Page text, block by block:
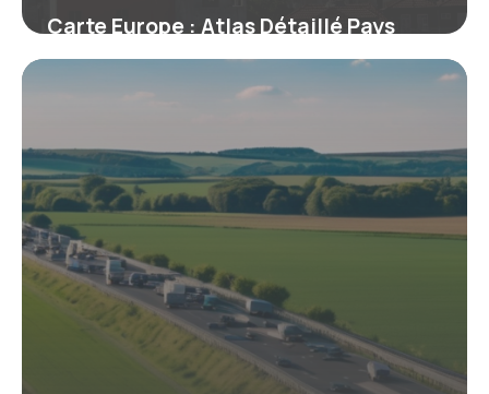
Carte Europe : Atlas Détaillé Pays
2026